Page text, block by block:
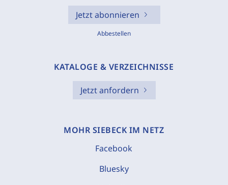
Jetzt abonnieren
Abbestellen
KATALOGE & VERZEICHNISSE
Jetzt anfordern
MOHR SIEBECK IM NETZ
Facebook
Bluesky